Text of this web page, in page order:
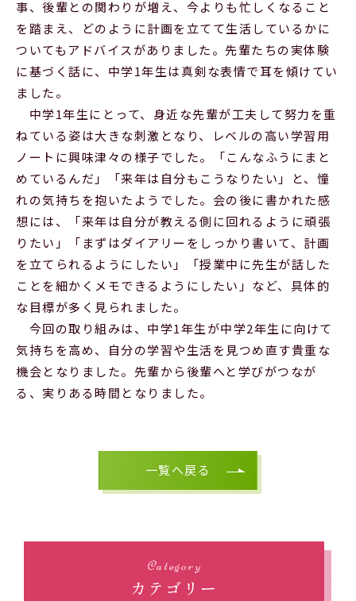
事、後輩との関わりが増え、今よりも忙しくなること
を踏まえ、どのように計画を立てて生活しているかに
ついてもアドバイスがありました。先輩たちの実体験
に基づく話に、中学1年生は真剣な表情で耳を傾けてい
ました。
中学1年生にとって、身近な先輩が工夫して努力を重
ねている姿は大きな刺激となり、レベルの高い学習用
ノートに興味津々の様子でした。「こんなふうにまと
めているんだ」「来年は自分もこうなりたい」と、憧
れの気持ちを抱いたようでした。会の後に書かれた感
想には、「来年は自分が教える側に回れるように頑張
りたい」「まずはダイアリーをしっかり書いて、計画
を立てられるようにしたい」「授業中に先生が話した
ことを細かくメモできるようにしたい」など、具体的
な目標が多く見られました。
今回の取り組みは、中学1年生が中学2年生に向けて
気持ちを高め、自分の学習や生活を見つめ直す貴重な
機会となりました。先輩から後輩へと学びがつなが
る、実りある時間となりました。
一覧へ戻る
Category
カテゴリー